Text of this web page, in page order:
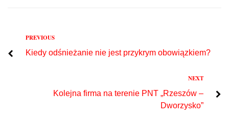
Nawigacja
wpisu
Previous
PREVIOUS
Kiedy odśnieżanie nie jest przykrym obowiązkiem?
NEXT
Kolejna firma na terenie PNT „Rzeszów –
Dworzysko”